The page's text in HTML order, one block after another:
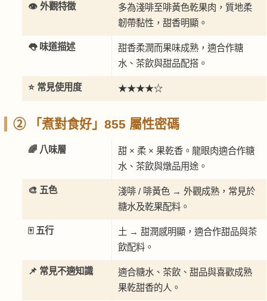
👁️ 外觀特徵
多為淺啡至啡黃色乾果肉，質地柔
韌帶黏性，甜香明顯。
👅 味道描述
甜香柔潤而果味成熟，適合作糖
水、茶飲與甜品配搭。
⭐ 常見使用度 ★★★★☆
② 「煮對食好」855 屬性密碼
🌈 八味層
甜 × 柔 × 果乾香。龍眼肉適合作糖
水、茶飲與燉品用途。
🎨 五色
淺啡 / 啡黃色 → 外觀成熟，常見於
糖水及乾果配料。
🀄 五行
土 → 甜潤感明顯，適合作甜品與茶
飲配料。
📌 常見不適知識
適合糖水、茶飲、甜品與喜歡成熟
果乾甜香的人。